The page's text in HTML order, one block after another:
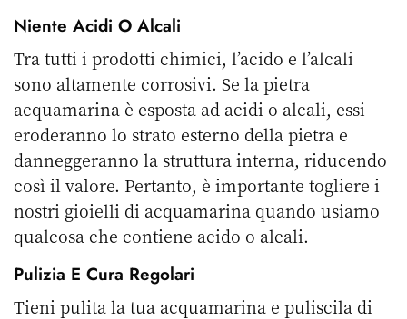
Niente Acidi O Alcali
Tra tutti i prodotti chimici, l’acido e l’alcali
sono altamente corrosivi. Se la pietra
acquamarina è esposta ad acidi o alcali, essi
eroderanno lo strato esterno della pietra e
danneggeranno la struttura interna, riducendo
così il valore. Pertanto, è importante togliere i
nostri gioielli di acquamarina quando usiamo
qualcosa che contiene acido o alcali.
Pulizia E Cura Regolari
Tieni pulita la tua acquamarina e puliscila di